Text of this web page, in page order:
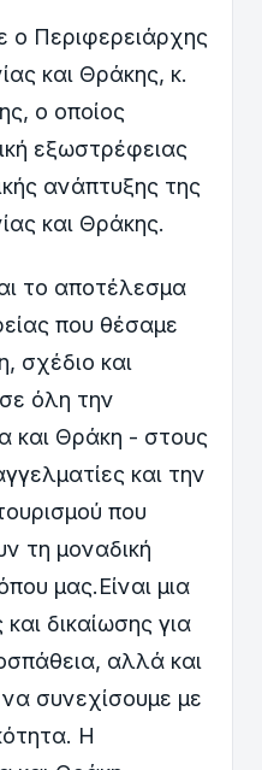
ο Περιφερειάρχης
και Θράκης, κ.
ο οποίος
εξωστρέφειας
ανάπτυξης της
και Θράκης.
το αποτέλεσμα
που θέσαμε
σχέδιο και
όλη την
και Θράκη - στους
και την
που
τη μοναδική
μας.Είναι μια
δικαίωσης για
αλλά και
συνεχίσουμε με
Η